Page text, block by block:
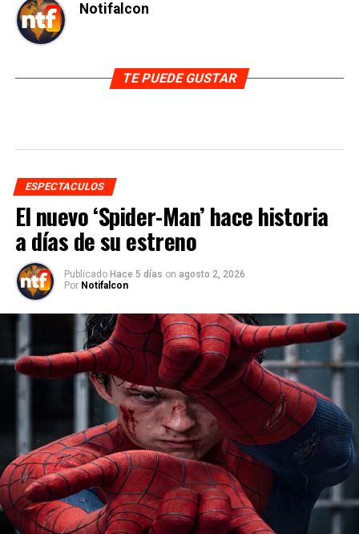
Notifalcon
TE PUEDE GUSTAR
ESPECTACULOS
El nuevo ‘Spider-Man’ hace historia
a días de su estreno
Publicado Hace 5 días on agosto 2, 2026
Por Notifalcon